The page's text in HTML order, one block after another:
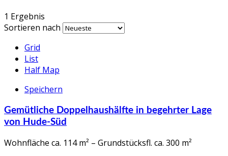
1 Ergebnis
Sortieren nach
Grid
List
Half Map
Speichern
Gemütliche Doppelhaushälfte in begehrter Lage
von Hude-Süd
Wohnfläche ca. 114 m² – Grundstücksfl. ca. 300 m²